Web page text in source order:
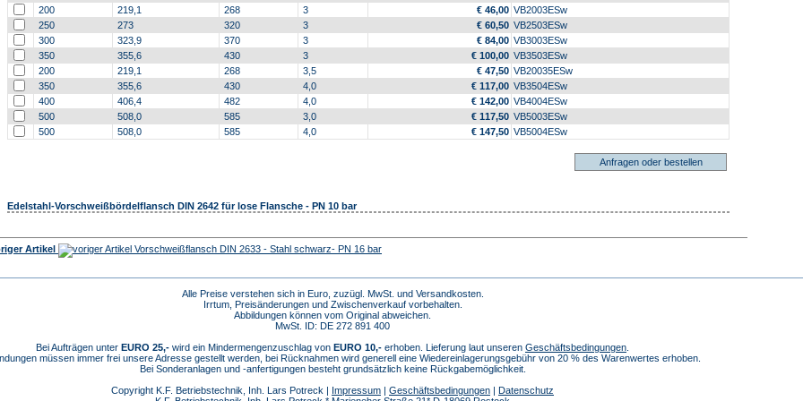
200
219,1 268 3 € 46,00 VB2003ESw
250
273 320 3 € 60,50 VB2503ESw
300
323,9 370 3 € 84,00 VB3003ESw
350
355,6 430 3 € 100,00 VB3503ESw
200
219,1 268 3,5 € 47,50 VB20035ESw
350
355,6 430 4,0 € 117,00 VB3504ESw
400
406,4 482 4,0 € 142,00 VB4004ESw
500
508,0 585 3,0 € 117,50 VB5003ESw
500
508,0 585 4,0 € 147,50 VB5004ESw
Edelstahl-Vorschweißbördelflansch DIN 2642 für lose Flansche - PN 10 bar
Artikel Vorschweißflansch DIN 2633 - Stahl schwarz- PN 16 bar
Alle Preise verstehen sich in Euro, zuzügl. MwSt. und Versandkosten.
Irrtum, Preisänderungen und Zwischenverkauf vorbehalten.
Abbildungen können vom Original abweichen.
MwSt. ID: DE 272 891 400
Bei Aufträgen unter EURO 25,- wird ein Mindermengenzuschlag von EURO 10,- erhoben. Lieferung laut unseren Geschäftsbedingungen
müssen immer frei unsere Adresse gestellt werden, bei Rücknahmen wird generell eine Wiedereinlagerungsgebühr von 20 % des Warenwertes erhoben.
Bei Sonderanlagen und -anfertigungen besteht grundsätzlich keine Rückgabemöglichkeit.
Copyright K.F. Betriebstechnik, Inh. Lars Potreck | Impressum | Geschäftsbedingungen | Datenschutz